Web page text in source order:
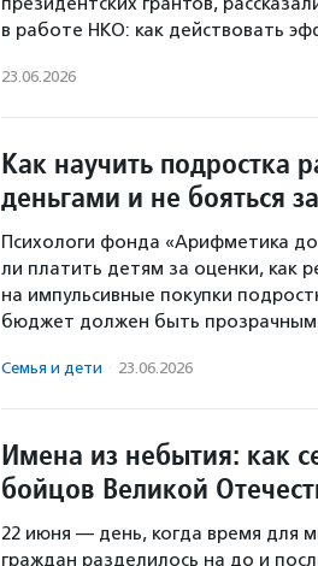
в работе НКО: как действовать
23.06.2026
Как научить подростка
деньгами и не бояться
Психологи фонда «Арифметика
ли платить детям за оценки, как
на импульсивные покупки
бюджет должен быть
Семья и дети · 23.06.2026
Имена из небытия: как
бойцов Великой
22 июня — день, когда время для
граждан разделилось на до и